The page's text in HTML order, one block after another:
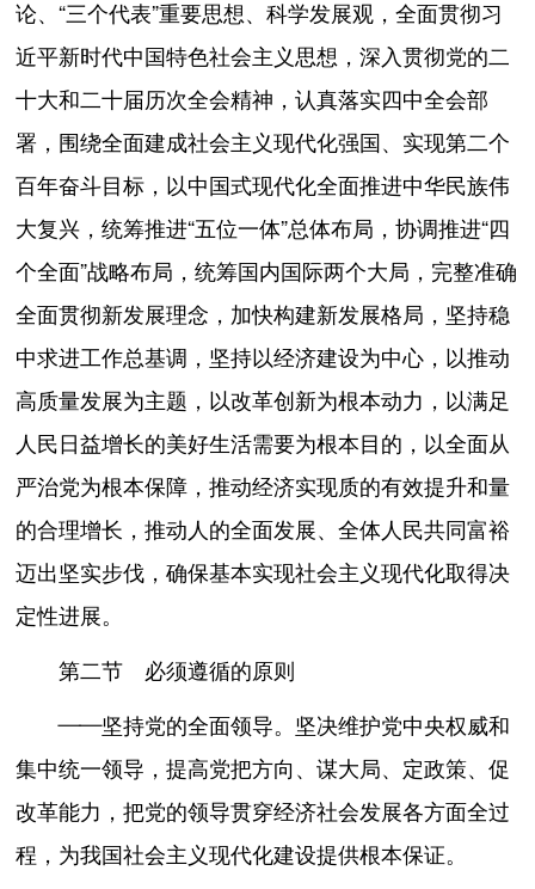
论、“三个代表”重要思想、科学发展观，全面贯彻习
近平新时代中国特色社会主义思想，深入贯彻党的二
十大和二十届历次全会精神，认真落实四中全会部
署，围绕全面建成社会主义现代化强国、实现第二个
百年奋斗目标，以中国式现代化全面推进中华民族伟
大复兴，统筹推进“五位一体”总体布局，协调推进“四
个全面”战略布局，统筹国内国际两个大局，完整准确
全面贯彻新发展理念，加快构建新发展格局，坚持稳
中求进工作总基调，坚持以经济建设为中心，以推动
高质量发展为主题，以改革创新为根本动力，以满足
人民日益增长的美好生活需要为根本目的，以全面从
严治党为根本保障，推动经济实现质的有效提升和量
的合理增长，推动人的全面发展、全体人民共同富裕
迈出坚实步伐，确保基本实现社会主义现代化取得决
定性进展。
第二节 必须遵循的原则
——坚持党的全面领导。坚决维护党中央权威和
集中统一领导，提高党把方向、谋大局、定政策、促
改革能力，把党的领导贯穿经济社会发展各方面全过
程，为我国社会主义现代化建设提供根本保证。